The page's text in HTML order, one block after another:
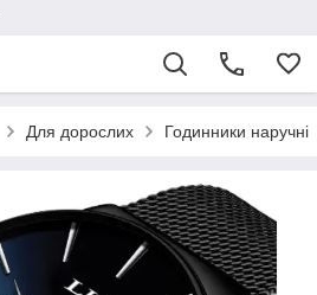
Для дорослих Годинники наручні